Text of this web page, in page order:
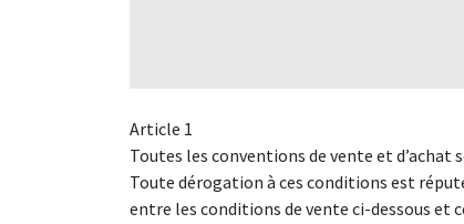
Article 1
Toutes les conventions de vente et
Toute dérogation à ces conditions est
entre les conditions de vente ci-dessous et